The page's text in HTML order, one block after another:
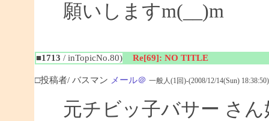
願いしますm(__)m
■1713 / inTopicNo.80) Re[69]: NO TITLE
□投稿者/ バスマン メール＠ 一般人(1回)-(2008/12/14(Sun) 18:38:50)
元チビッ子バサー さ